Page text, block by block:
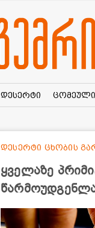
დესერტი ცომეული
ყველაზე
დესერტი ცხობის